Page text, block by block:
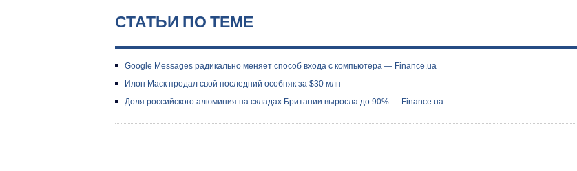
СТАТЬИ ПО ТЕМЕ
Google Messages радикально меняет способ входа с компьютера — Finance.ua
Илон Маск продал свой последний особняк за $30 млн
Доля российского алюминия на складах Британии выросла до 90% — Finance.ua